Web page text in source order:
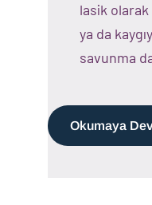
lasik
ya da
savunma
Okumaya